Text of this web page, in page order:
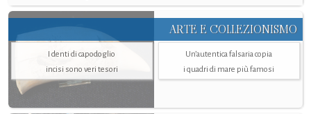
ARTE E COLLEZIONISMO
I denti di capodoglio
incisi sono veri tesori
Un’autentica falsaria copia
i quadri di mare più famosi